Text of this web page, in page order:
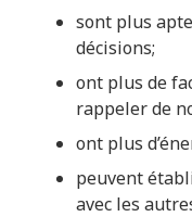
sont plus
décisions;
ont plus de
rappeler de
ont plus
peuvent
avec les